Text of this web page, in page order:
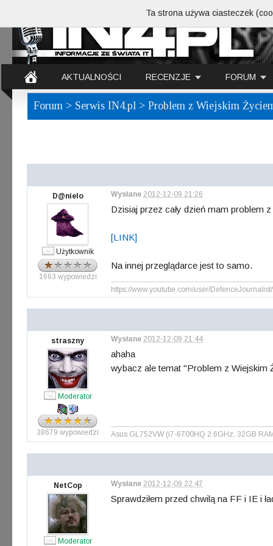
AKTUALNOŚCI RECENZJE FORUM
Forum > Serwis IN4.pl > Problem z Wiejskim
D@nielo
Użytkownik
1663 wypowiedzi
Wysłane 2012-12-09 21:26
Dzisiaj przez cały dzień mam problem
[LINK]
Na innej przeglądarce jest to samo.
https://www.youtube.com/user/
straszny
Moderator
38679 wypowiedzi
Wysłane 2012-12-09 21:44
ahaha
wybacz ale temat "Problem z Wiejskim
Asus GL752VW (i7-6700HQ 2.6GHz, 32GB
NetCop
Moderator
Wysłane 2012-12-09 22:47
Sprawdziłem przed chwilą na FF i IE i
Ta strona używa ciasteczek